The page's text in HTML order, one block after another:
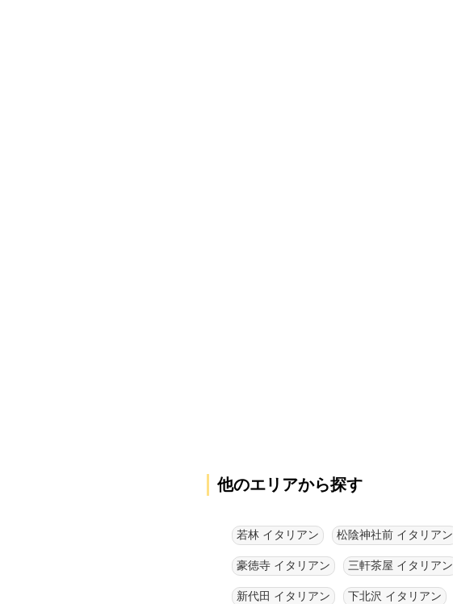
他のエリアから探す
若林 イタリアン 松陰神社前 イタリアン
豪徳寺 イタリアン 三軒茶屋 イタリアン
新代田 イタリアン 下北沢 イタリアン